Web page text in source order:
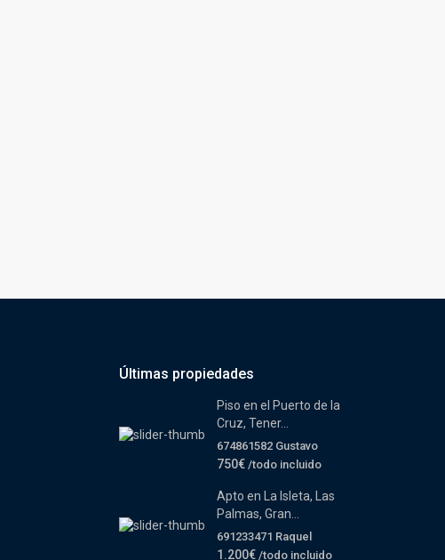
Últimas propiedades
Piso en el Puerto de la
Cruz, Tener...
674861582 Gustavo
750€ /todo incluido
Apto en La Isleta, Las
Palmas, Gran...
691233471 Raquel
1.200€ /todo incluido